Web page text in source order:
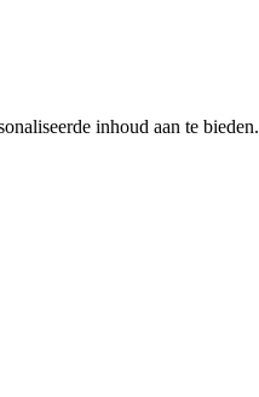
inhoud aan te bieden.